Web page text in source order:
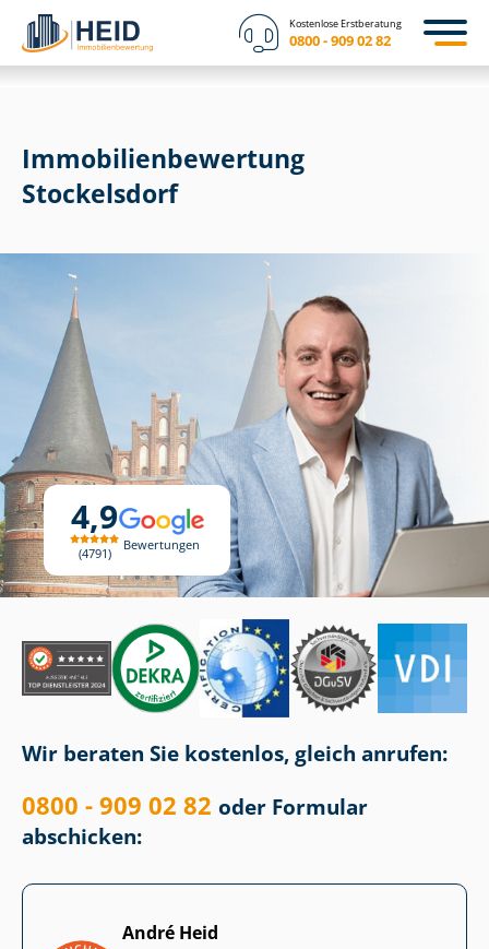
Kostenlose Erstberatung
0800 - 909 02 82
4,9
4791
Bewertungen
Immobilien­bewertung
Stockelsdorf
Wir beraten Sie kostenlos, gleich anrufen:
0800 - 909 02 82 oder Formular
abschicken:
André Heid